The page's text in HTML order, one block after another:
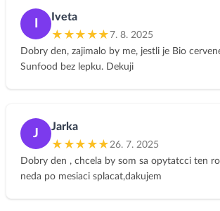
nadšená, že to funguje i na mě. I když nemám
100% veganem, určitě budu i do budoucna
Iveta
★★★★★ 7. 8. 2025
Dobry den, zajimalo by me, jestli je Bio
Sunfood bez lepku. Dekuji
J
Jarka
★★★★★26. 7. 2025
Dobry den , chcela by som sa opytatcci ten
neda po mesiaci splacat,dakujem